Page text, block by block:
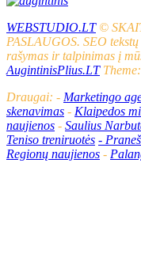
WEBSTUDIO.LT©
PASLAUGOS. SEO
rašymas ir talpinimas į
AugintinisPlius.LT
Draugai: - Marketingo
skenavimas - Klaipedos
naujienos - Saulius
Teniso treniruotės -
Regionų naujienos -